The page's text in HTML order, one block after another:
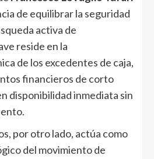
de equilibrar la seguridad
activa de
reside en la
de los excedentes de caja,
financieros de corto
disponibilidad inmediata sin
por otro lado, actúa como
del movimiento de